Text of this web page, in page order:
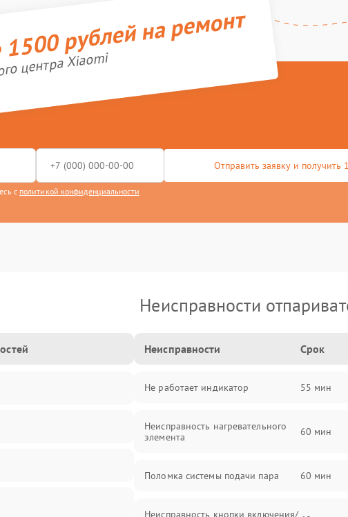
рублей на ремонт
центра Xiaomi
Отправить заявку и получить
с политикой конфиденциальности
Неисправности
Неисправности Срок
Не работает индикатор 55 мин
Неисправность нагревательного
элемента
60 мин
Поломка системы подачи пара 60 мин
Неисправность кнопки включения/